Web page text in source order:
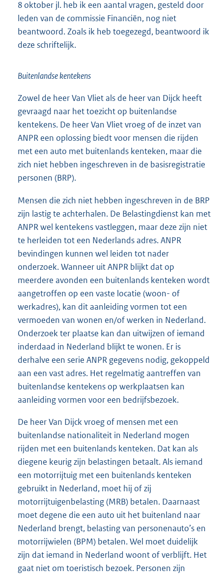
8 oktober jl. heb ik een aantal vragen, gesteld door
leden van de commissie Financiën, nog niet
beantwoord. Zoals ik heb toegezegd, beantwoord ik
deze schriftelijk.
Buitenlandse kentekens
Zowel de heer Van Vliet als de heer van Dijck heeft
gevraagd naar het toezicht op buitenlandse
kentekens. De heer Van Vliet vroeg of de inzet van
ANPR een oplossing biedt voor mensen die rijden
met een auto met buitenlands kenteken, maar die
zich niet hebben ingeschreven in de basisregistratie
personen (BRP).
Mensen die zich niet hebben ingeschreven in de BRP
zijn lastig te achterhalen. De Belastingdienst kan met
ANPR wel kentekens vastleggen, maar deze zijn niet
te herleiden tot een Nederlands adres. ANPR
bevindingen kunnen wel leiden tot nader
onderzoek. Wanneer uit ANPR blijkt dat op
meerdere avonden een buitenlands kenteken wordt
aangetroffen op een vaste locatie (woon- of
werkadres), kan dit aanleiding vormen tot een
vermoeden van wonen en/of werken in Nederland.
Onderzoek ter plaatse kan dan uitwijzen of iemand
inderdaad in Nederland blijkt te wonen. Er is
derhalve een serie ANPR gegevens nodig, gekoppeld
aan een vast adres. Het regelmatig aantreffen van
buitenlandse kentekens op werkplaatsen kan
aanleiding vormen voor een bedrijfsbezoek.
De heer Van Dijck vroeg of mensen met een
buitenlandse nationaliteit in Nederland mogen
rijden met een buitenlands kenteken. Dat kan als
diegene keurig zijn belastingen betaalt. Als iemand
een motorrijtuig met een buitenlands kenteken
gebruikt in Nederland, moet hij of zij
motorrijtuigenbelasting (MRB) betalen. Daarnaast
moet degene die een auto uit het buitenland naar
Nederland brengt, belasting van personenauto’s en
motorrijwielen (BPM) betalen. Wel moet duidelijk
zijn dat iemand in Nederland woont of verblijft. Het
gaat niet om toeristisch bezoek. Personen zijn